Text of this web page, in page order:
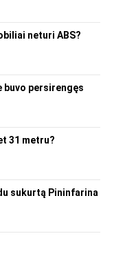
neturi ABS?
buvo persirengęs
31 metru?
sukurtą Pininfarina